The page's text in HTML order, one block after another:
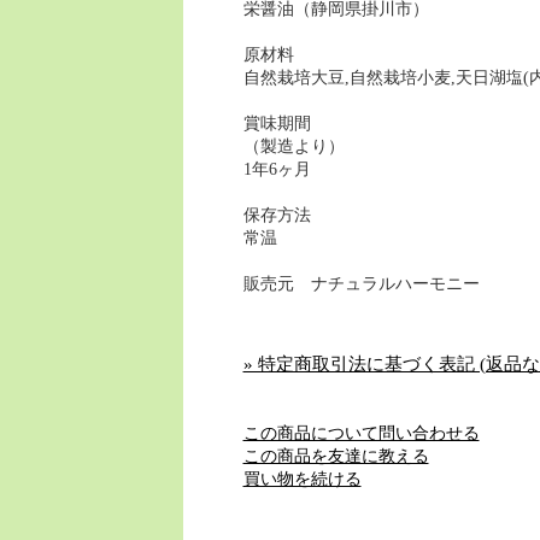
栄醤油（静岡県掛川市）
原材料
自然栽培大豆,自然栽培小麦,天日湖塩(
賞味期間
（製造より）
1年6ヶ月
保存方法
常温
販売元 ナチュラルハーモニー
» 特定商取引法に基づく表記 (返品
この商品について問い合わせる
この商品を友達に教える
買い物を続ける